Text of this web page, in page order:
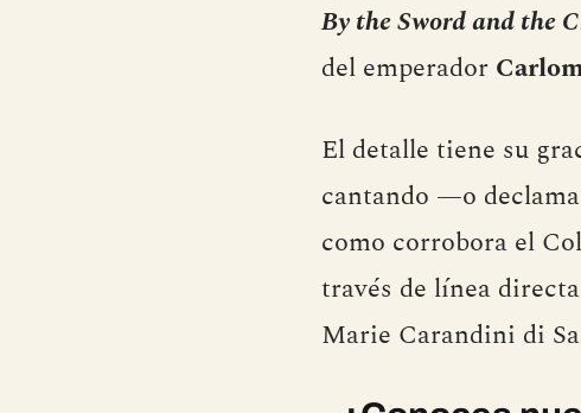
By the Sword and the
del emperador
El detalle tiene su
cantando —o
como corrobora el
través de línea
Marie Carandini di